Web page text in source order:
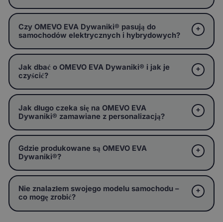
Czy OMEVO EVA Dywaniki® pasują do
samochodów elektrycznych i hybrydowych?
Jak dbać o OMEVO EVA Dywaniki® i jak je
czyścić?
Jak długo czeka się na OMEVO EVA
Dywaniki® zamawiane z personalizacją?
Gdzie produkowane są OMEVO EVA
Dywaniki®?
Nie znalazłem swojego modelu samochodu –
co mogę zrobić?